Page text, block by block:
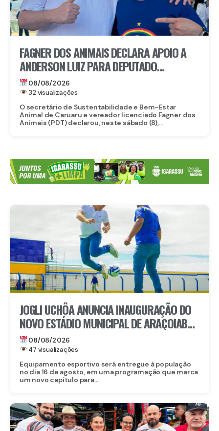
FAGNER DOS ANIMAIS DECLARA APOIO A
ANDERSON LUIZ PARA DEPUTADO
ESTADUAL
08/08/2026
32 visualizações
O secretário de Sustentabilidade e Bem-Estar
Animal de Caruaru e vereador licenciado Fagner dos
Animais (PDT) declarou, neste sábado (8),...
JOGLI UCHÔA ANUNCIA INAUGURAÇÃO DO
NOVO ESTÁDIO MUNICIPAL DE ARAÇOIABA,
UM DOS MAIORES INVESTIMENTOS DA
HISTÓRIA DO MUNICÍPIO
08/08/2026
47 visualizações
Equipamento esportivo será entregue à população
no dia 16 de agosto, em uma programação que marca
um novo capítulo para...